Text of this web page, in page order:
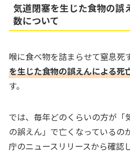
気道閉塞を生じた食物の誤
数について
喉に食べ物を詰まらせて窒息死
を生じた食物の誤えんによる死
す。
では、毎年どのくらいの方が「
の誤えん」で亡くなっているの
庁のニュースリリースから確認